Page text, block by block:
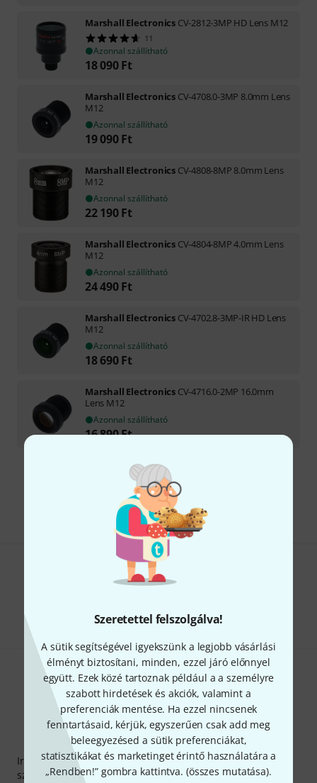
Szeretettel felszolgálva!
A sütik segítségével igyekszünk a legjobb vásárlási
élményt biztosítani, minden, ezzel járó előnnyel
együtt. Ezek közé tartoznak például a a személyre
szabott hirdetések és akciók, valamint a
preferenciák mentése. Ha ezzel nincsenek
fenntartásaid, kérjük, egyszerűen csak add meg
beleegyezésed a sütik preferenciákat,
statisztikákat és marketinget érintő használatára a
„Rendben!” gombra kattintva. (összes mutatása).
Marshall Electronics CV-2812-3MP HD Lens M12
11
Azonnal szállítható
18 090 Ft
Marshall Electronics CV-4708.0-3MP 8.0mm Lens
M12
Azonnal szállítható
19 090 Ft
Marshall Electronics CV-4808-8MP 8.0mm Lens
M12
Azonnal szállítható
22 190 Ft
Marshall Electronics CV-4804-8MP 4.0mm Lens
M12
Azonnal szállítható
24 490 Ft
Marshall Electronics CV-4702.8-3MP-IR HD Lens
M12
Azonnal szállítható
18 690 Ft
Marshall Electronics CV-4716.0-2MP 16.0mm
Lens M12
Azonnal szállítható
16 890Ft
Díjmentes szállítás 79 000 Ft fölött
Minden ár tartalmazza az ÁFÁ-t
Tetszik, amit látsz?
Thomann hírlevél
Iratkozz fel a Thomann angol nyelvű hírlevelére, és kis
szerencsével megnyerheted a50egyenként50 € értékű